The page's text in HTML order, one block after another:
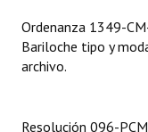
Organigrama
DOCUMENTOS
Ordenanza 1349-
Bariloche tipo y
archivo.
Resolución 096-